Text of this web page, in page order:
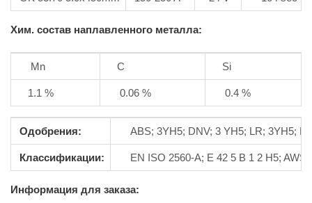
Хим. состав наплавленного металла:
Mn С Si
1.1 % 0.06 % 0.4 %
Одобрения: ABS; 3YH5; DNV; 3 YH5; LR; 3YH5;
Классификации: EN ISO 2560-A; E 42 5 B 1 2 H5;
Информация для заказа: